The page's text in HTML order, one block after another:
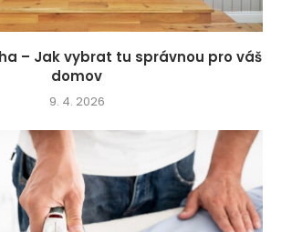
– Jak vybrat tu správnou pro váš
domov
9. 4. 2026